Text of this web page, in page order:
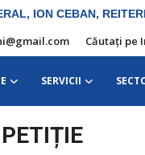
Căutați pe
SERVICII